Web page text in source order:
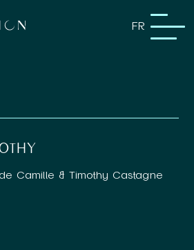
FR
Camille & Timothy Castagne